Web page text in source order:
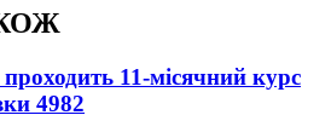
11-місячний курс
4982